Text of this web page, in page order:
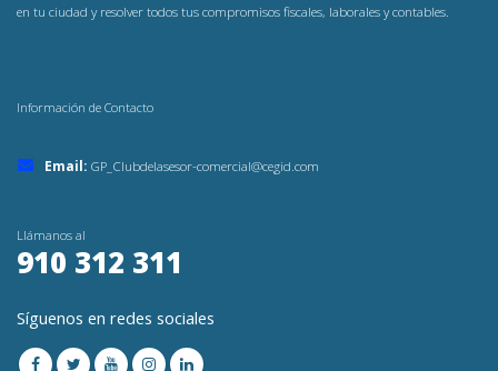
en tu ciudad y resolver todos tus compromisos fiscales, laborales y contables.
Información de Contacto
Email: GP_Clubdelasesor-comercial@cegid.com
Llámanos al
910 312 311
Síguenos en redes sociales